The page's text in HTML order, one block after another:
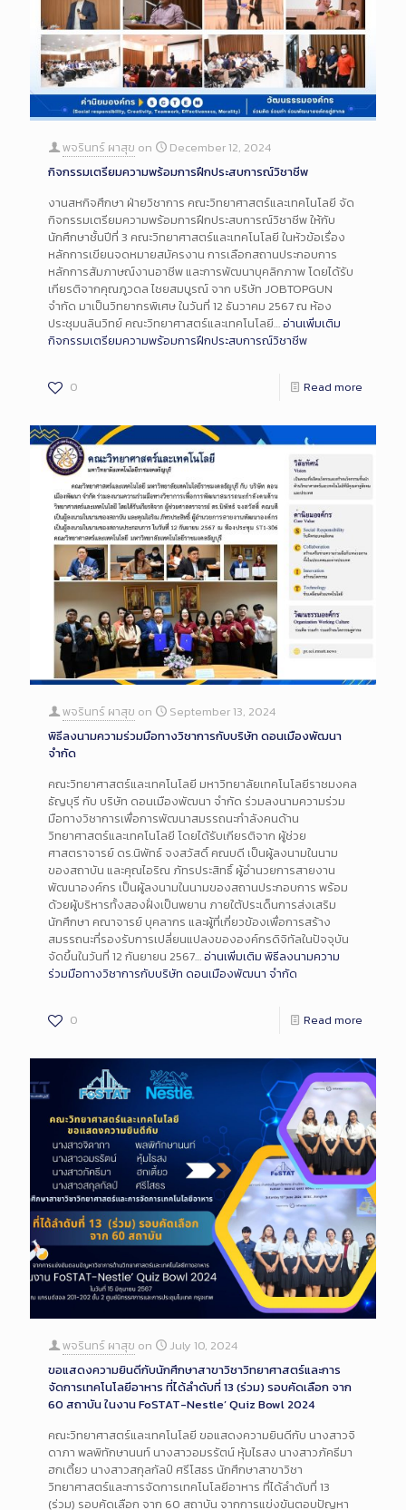
พจรินทร์ ผาสุข on
December 12, 2024
กิจกรรมเตรียมความพร้อมการฝึกประสบการณ์วิชาชีพ
งานสหกิจศึกษา ฝ่ายวิชาการ คณะวิทยาศาสตร์และเทคโนโลยี จัด
กิจกรรมเตรียมความพร้อมการฝึกประสบการณ์วิชาชีพ ให้กับ
นักศึกษาชั้นปีที่ 3 คณะวิทยาศาสตร์และเทคโนโลยี ในหัวข้อเรื่อง
หลักการเขียนจดหมายสมัครงาน การเลือกสถานประกอบการ
หลักการสัมภาษณ์งานอาชีพ และการพัฒนาบุคลิกภาพ โดยได้รับ
เกียรติจากคุณภูวดล ไชยสมบูรณ์ จาก บริษัท JOBTOPGUN
จำกัด มาเป็นวิทยากรพิเศษ ในวันที่ 12 ธันวาคม 2567 ณ ห้อง
ประชุมนลินวิทย์ คณะวิทยาศาสตร์และเทคโนโลยี…อ่านเพิ่มเติม
กิจกรรมเตรียมความพร้อมการฝึกประสบการณ์วิชาชีพ
0 Read more
พจรินทร์ ผาสุข on
September 13, 2024
พิธีลงนามความร่วมมือทางวิชาการกับบริษัท ดอนเมืองพัฒนา
จำกัด
คณะวิทยาศาสตร์และเทคโนโลยี มหาวิทยาลัยเทคโนโลยีราชมงคล
ธัญบุรี กับ บริษัท ดอนเมืองพัฒนา จำกัด ร่วมลงนามความร่วม
มือทางวิชาการเพื่อการพัฒนาสมรรถนะกำลังคนด้าน
วิทยาศาสตร์และเทคโนโลยี โดยได้รับเกียรติจาก ผู้ช่วย
ศาสตราจารย์ ดร.นิพัทธ์ จงสวัสดิ์ คณบดี เป็นผู้ลงนามในนาม
ของสถาบัน และคุณไอริณ ภัทรประสิทธิ์ ผู้อำนวยการสายงาน
พัฒนาองค์กร เป็นผู้ลงนามในนามของสถานประกอบการ พร้อม
ด้วยผู้บริหารทั้งสองฝั่งเป็นพยาน ภายใต้ประเด็นการส่งเสริม
นักศึกษา คณาจารย์ บุคลากร และผู้ที่เกี่ยวข้องเพื่อการสร้าง
สมรรถนะที่รองรับการเปลี่ยนแปลงขององค์กรดิจิทัลในปัจจุบัน
จัดขึ้นในวันที่ 12 กันยายน 2567…อ่านเพิ่มเติม พิธีลงนามความ
ร่วมมือทางวิชาการกับบริษัท ดอนเมืองพัฒนา จำกัด
0 Read more
พจรินทร์ ผาสุข on
July 10, 2024
ขอแสดงความยินดีกับนักศึกษาสาขาวิชาวิทยาศาสตร์และการ
จัดการเทคโนโลยีอาหาร ที่ได้ลำดับที่ 13 (ร่วม) รอบคัดเลือก จาก
60 สถาบัน ในงาน FoSTAT-Nestle’ Quiz Bowl 2024
คณะวิทยาศาสตร์และเทคโนโลยี ขอแสดงความยินดีกับ นางสาวจิ
ดาภา พลพิทักษานนท์ นางสาวอมรรัตน์ หุ้มไธสง นางสาวภัคธีมา
ฮกเตี้ยว นางสาวสกุลกัลป์ ศรีโสธร นักศึกษาสาขาวิชา
วิทยาศาสตร์และการจัดการเทคโนโลยีอาหาร ที่ได้ลำดับที่ 13
(ร่วม) รอบคัดเลือก จาก 60 สถาบัน จากการแข่งขันตอบปัญหา